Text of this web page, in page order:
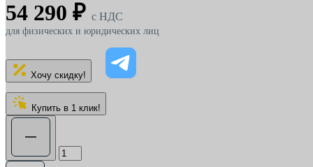
54 290 ₽ c НДС
для физических и юридических лиц
Хочу скидку!
Купить в 1 клик!